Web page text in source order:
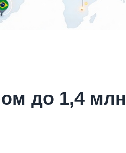
до 1,4 млн